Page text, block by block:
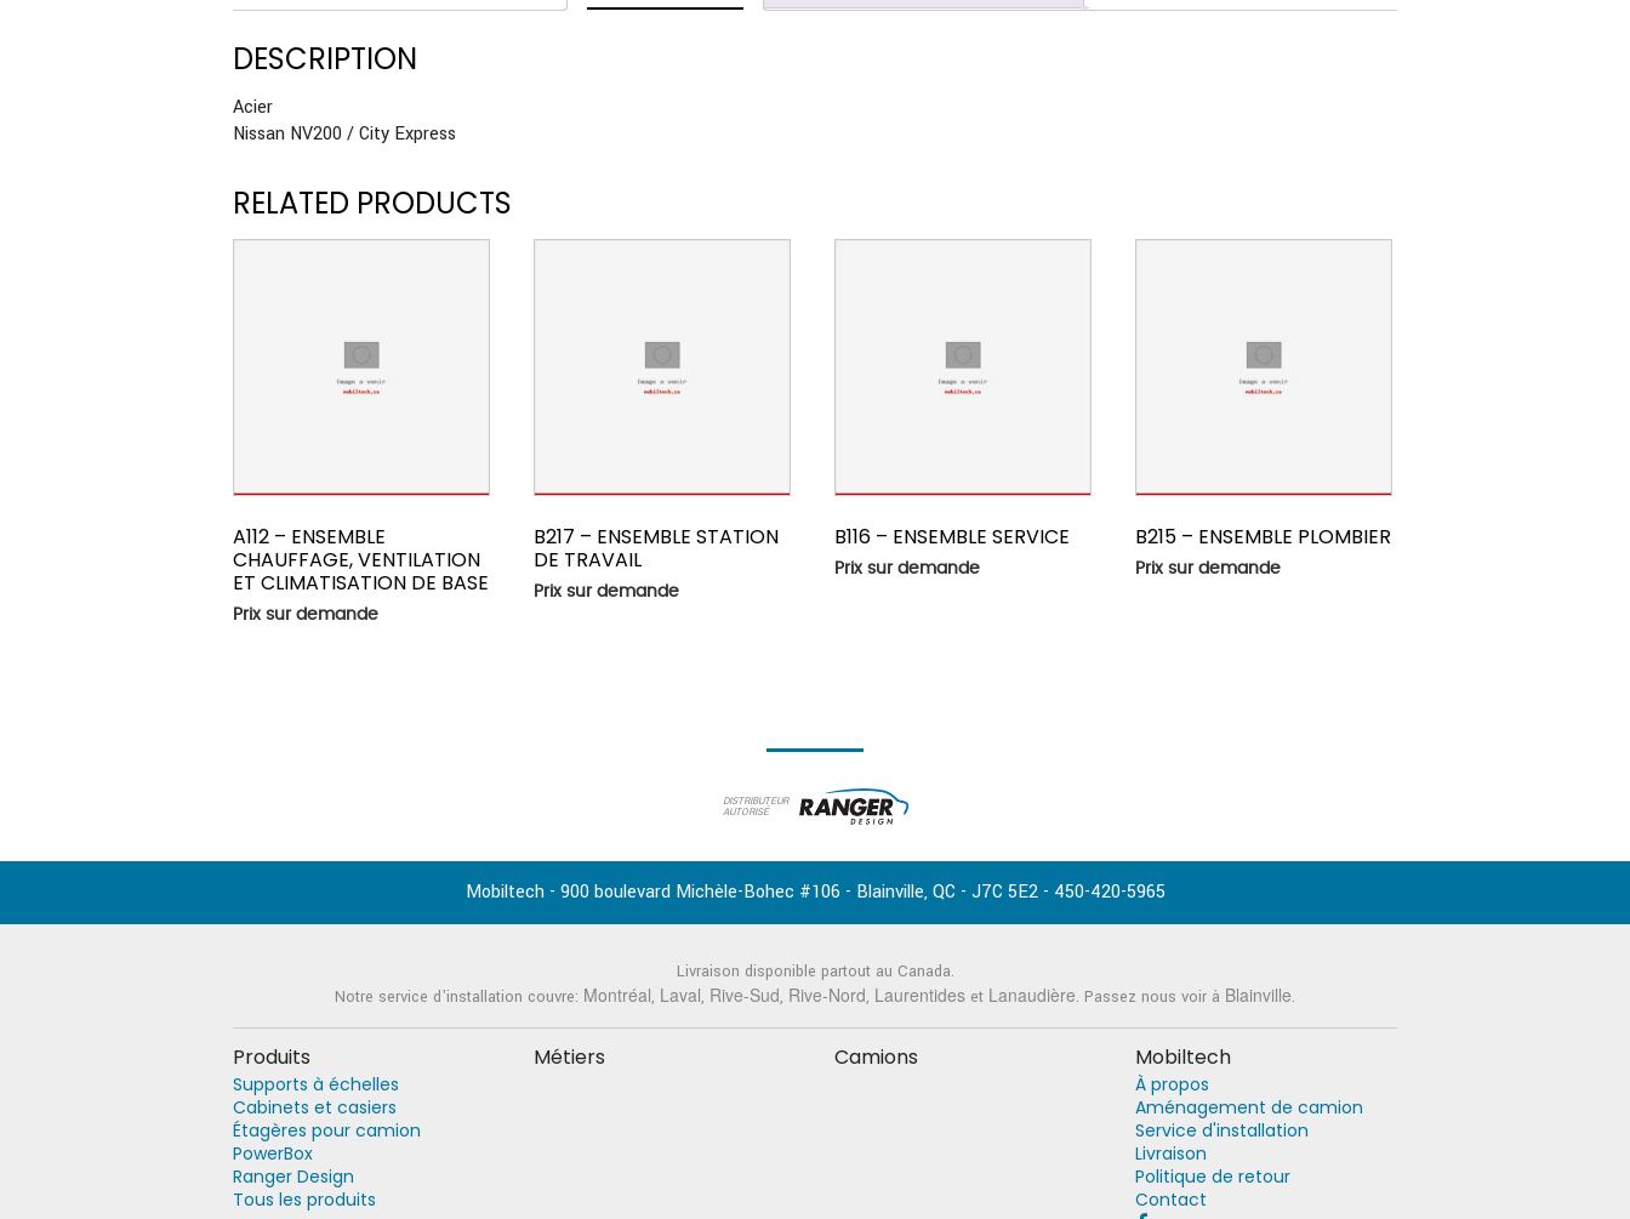
DESCRIPTION
Acier
Nissan NV200 / City Express
RELATED PRODUCTS
A112 – ENSEMBLE
CHAUFFAGE, VENTILATION
ET CLIMATISATION DE BASE
Prix sur demande
B217 – ENSEMBLE STATION
DE TRAVAIL
Prix sur demande
B116 – ENSEMBLE SERVICE
Prix sur demande
B215 – ENSEMBLE PLOMBIER
Prix sur demande
DISTRIBUTEUR
AUTORISÉ
Mobiltech - 900 boulevard Michèle-Bohec #106 - Blainville,QC - J7C 5E2- 450-420-5965
Livraison disponible partout au Canada.
Notre service d'installation couvre: Montréal, Laval, Rive-Sud, Rive-Nord, Laurentides et Lanaudière. Passez nous voir à Blainville.
Produits
Supports à échelles
Cabinets et casiers
Étagères pour camion
PowerBox
Ranger Design
Tous les produits
Métiers Camions Mobiltech
À propos
Aménagement de camion
Service d'installation
Livraison
Politique de retour
Contact